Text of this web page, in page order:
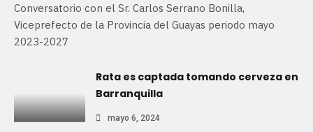
Conversatorio con el Sr. Carlos Serrano Bonilla,
Viceprefecto de la Provincia del Guayas periodo mayo
2023-2027
Rata es captada tomando cerveza en
Barranquilla
mayo 6, 2024